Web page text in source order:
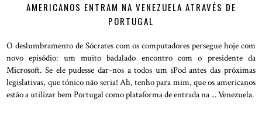
AMERICANOS ENTRAM NA VENEZUELA ATRAVÉS DE
PORTUGAL
O deslumbramento de Sócrates com os computadores persegue hoje com
novo episódio: um muito badalado encontro com o presidente da
Microsoft. Se ele pudesse dar-nos a todos um iPod antes das próximas
legislativas, que tónico não seria! Ah, tenho para mim, que os americanos
estão a utilizar bem Portugal como plataforma de entrada na ... Venezuela.